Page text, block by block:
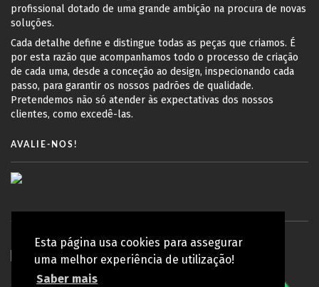
Esta página usa cookies para assegurar
uma melhor experiência de utilização!
Saber mais
profissional dotado de uma grande ambição na procura de novas
soluções.
Cada detalhe define e distingue todas as peças que criamos. É
por esta razão que acompanhamos todo o processo de criação
de cada uma, desde a conceção ao design, inspecionando cada
passo, para garantir os nossos padrões de qualidade.
Pretendemos não só atender às expectativas dos nossos
clientes, como excedê-las.
AVALIE-NOS!